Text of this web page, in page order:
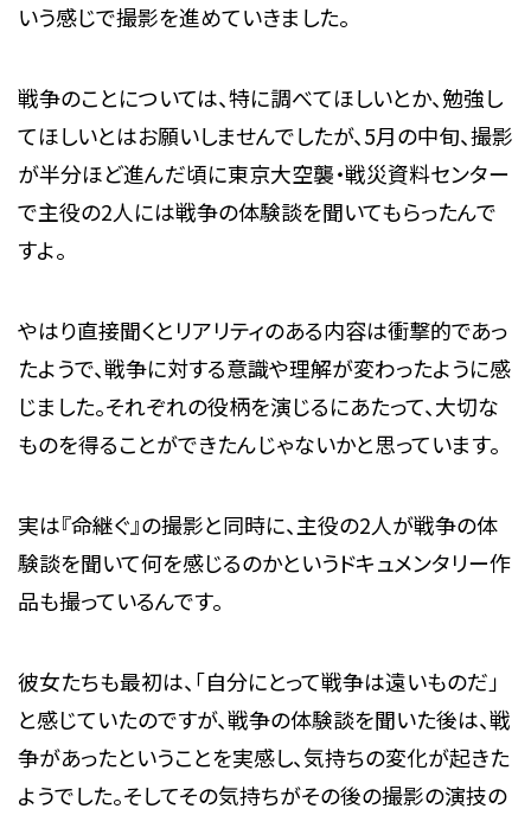
いう感じで撮影を進めていきました。
戦争のことについては、特に調べてほしいとか、勉強し
てほしいとはお願いしませんでしたが、5月の中旬、撮影
が半分ほど進んだ頃に東京大空襲・戦災資料センター
で主役の2人には戦争の体験談を聞いてもらったんで
すよ。
やはり直接聞くとリアリティのある内容は衝撃的であっ
たようで、戦争に対する意識や理解が変わったように感
じました。それぞれの役柄を演じるにあたって、大切な
ものを得ることができたんじゃないかと思っています。
実は『命継ぐ』の撮影と同時に、主役の2人が戦争の体
験談を聞いて何を感じるのかというドキュメンタリー作
品も撮っているんです。
彼女たちも最初は、「自分にとって戦争は遠いものだ」
と感じていたのですが、戦争の体験談を聞いた後は、戦
争があったということを実感し、気持ちの変化が起きた
ようでした。そしてその気持ちがその後の撮影の演技の